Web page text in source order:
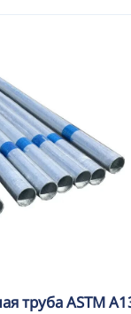
труба ASTM